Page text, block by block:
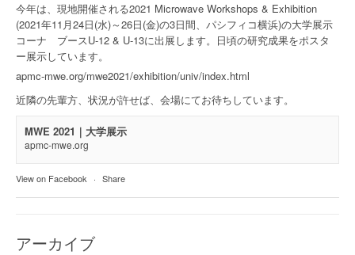
今年は、現地開催される2021 Microwave Workshops & Exhibition
(2021年11月24日(水)～26日(金)の3日間、パシフィコ横浜)の大学展示
コーナ ブースU-12 & U-13に出展します。日頃の研究成果をポスタ
ー展示しています。
apmc-mwe.org/mwe2021/exhibition/univ/index.html
近隣の先輩方、状況が許せば、会場にてお待ちしています。
MWE 2021｜大学展示
apmc-mwe.org
View on Facebook · Share
アーカイブ